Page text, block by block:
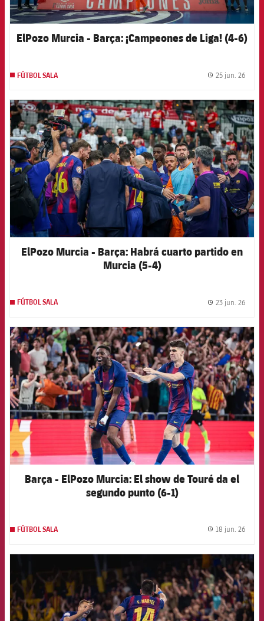
ElPozo Murcia - Barça: ¡Campeones de Liga! (4-6)
FÚTBOL SALA 25 jun. 26
FCB Barcelona badge
ElPozo Murcia - Barça: Habrá cuarto partido en
Murcia (5-4)
FÚTBOL SALA 23 jun. 26
FCB Barcelona badge
Barça - ElPozo Murcia: El show de Touré da el
segundo punto (6-1)
FÚTBOL SALA 18 jun. 26
FCB Barcelona badge